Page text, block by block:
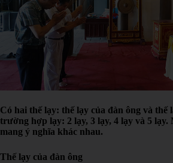
Có hai thế lạy: thế lạy của đàn ông và thế
trường hợp lạy: 2 lạy, 3 lạy, 4 lạy và 5
mang ý nghĩa khác nhau.
Thế lạy của đàn ông